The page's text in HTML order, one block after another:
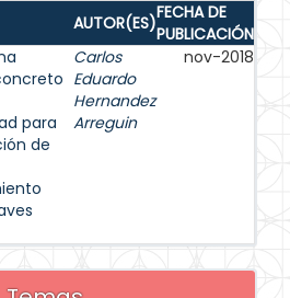
AUTOR(ES)FECHA DE
PUBLICACIÓN
para
de
Carlos
Eduardo
Hernandez
Arreguin
nov-2018